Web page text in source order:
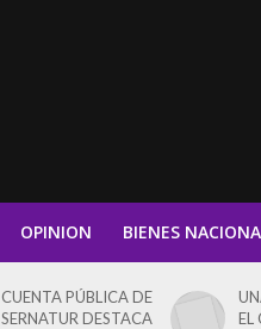
OPINION BIENES
CUENTA PÚBLICA DE
SERNATUR DESTACA
EL